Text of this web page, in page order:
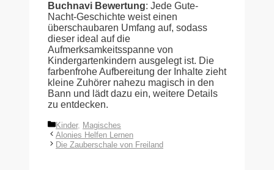
Buchnavi Bewertung: Jede Gute-
Nacht-Geschichte weist einen
überschaubaren Umfang auf, sodass
dieser ideal auf die
Aufmerksamkeitsspanne von
Kindergartenkindern ausgelegt ist. Die
farbenfrohe Aufbereitung der Inhalte zieht
kleine Zuhörer nahezu magisch in den
Bann und lädt dazu ein, weitere Details
zu entdecken.
Kategorien
Kinder, Magisches
Alonies Helfen Lernen
Die Zauberschale von Freiland